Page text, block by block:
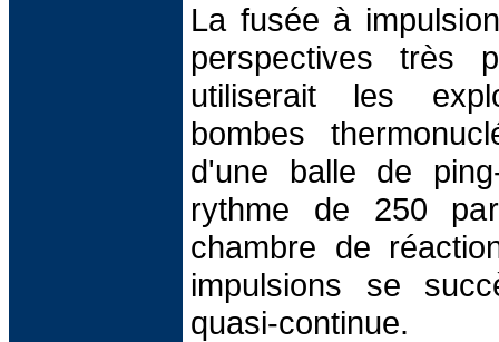
La fusée à
perspectives très
utiliserait les
bombes
d'une balle de
rythme de 250
chambre de
impulsions se
quasi-continue.